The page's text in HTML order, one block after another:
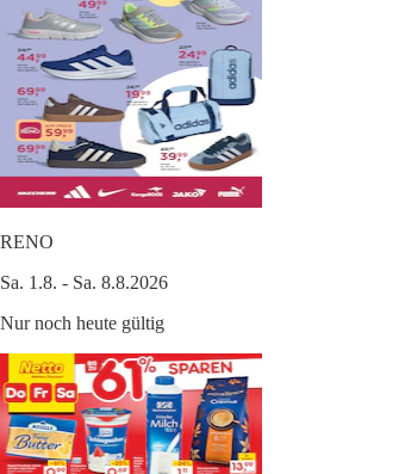
RENO
Sa. 1.8. - Sa. 8.8.2026
Nur noch heute gültig